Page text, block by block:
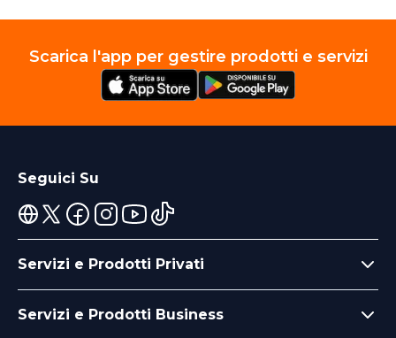
Scarica l'app per gestire prodotti e servizi
Seguici Su
Servizi e Prodotti Privati
Servizi e Prodotti Business